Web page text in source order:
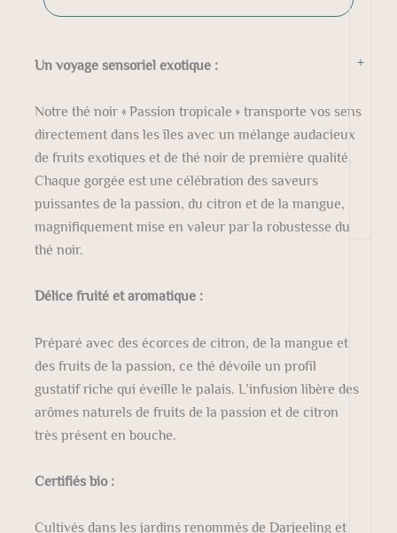
+
Un voyage sensoriel exotique :
Notre thé noir « Passion tropicale » transporte vos sens
directement dans les îles avec un mélange audacieux
de fruits exotiques et de thé noir de première qualité.
Chaque gorgée est une célébration des saveurs
puissantes de la passion, du citron et de la mangue,
magnifiquement mise en valeur par la robustesse du
thé noir.
Délice fruité et aromatique :
Préparé avec des écorces de citron, de la mangue et
des fruits de la passion, ce thé dévoile un profil
gustatif riche qui éveille le palais. L’infusion libère des
arômes naturels de fruits de la passion et de citron
très présent en bouche.
Certifiés bio :
Cultivés dans les jardins renommés de Darjeeling et